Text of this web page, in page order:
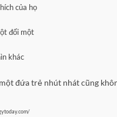
của họ
đối một
khác
đứa trẻ nhút nhát cũng